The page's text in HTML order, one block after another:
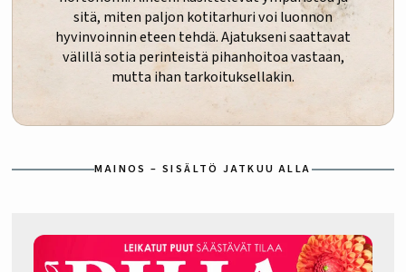
sitä, miten paljon kotitarhuri voi luonnon
hyvinvoinnin eteen tehdä. Ajatukseni saattavat
välillä sotia perinteistä pihanhoitoa vastaan,
mutta ihan tarkoituksellakin.
MAINOS – SISÄLTÖ JATKUU ALLA